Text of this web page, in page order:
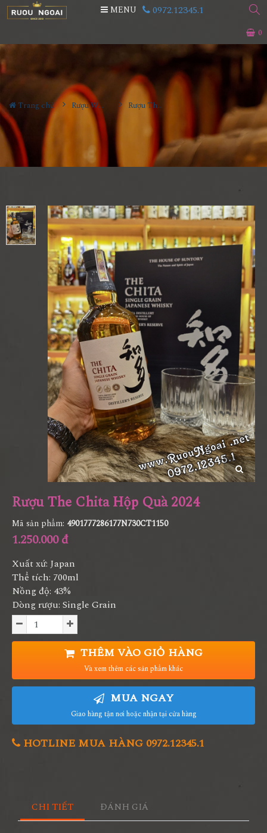
0
MENU 0972.12345.1
Trang chủ Rượu Whisky Rượu The Chita Hộp Quà 2024
Rượu The Chita Hộp Quà 2024
Mã sản phẩm: 4901777286177N730CT1150
1.250.000 đ
Xuất xứ: Japan
Thể tích: 700ml
Nồng độ: 43%
Dòng rượu: Single Grain
THÊM VÀO GIỎ HÀNG
Và xem thêm các sản phẩm khác
MUA NGAY
Giao hàng tận nơi hoặc nhận tại cửa hàng
HOTLINE MUA HÀNG 0972.12345.1
CHI TIẾT ĐÁNH GIÁ